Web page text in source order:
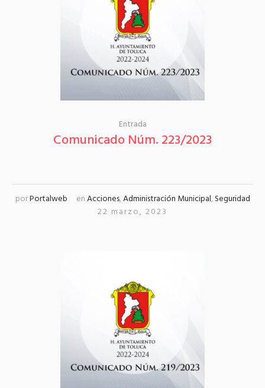
Entrada
Comunicado Núm. 223/2023
porPortalweb enAcciones,Administración Municipal,Seguridad
22 marzo, 2023